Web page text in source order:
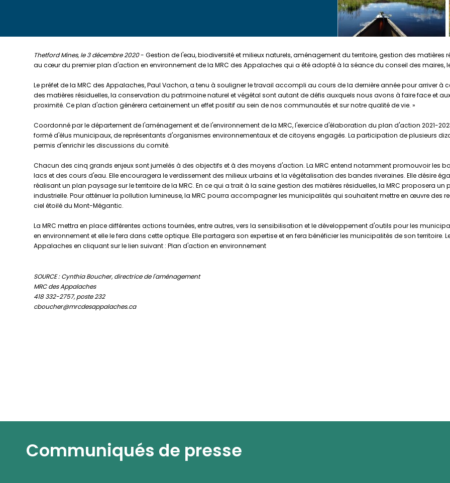
Thetford Mines, le 3 décembre 2020- Gestion de l'eau, biodiversité et milieux naturels, aménagement du territoire, gestion des
au cœur du premier plan d'action en environnement de la MRC des Appalaches qui a été adopté à la séance du conseil des maires,
Le préfet de la MRC des Appalaches, Paul Vachon, a tenu à souligner le travail accompli au cours de la dernière année pour arriver
des matières résiduelles, la conservation du patrimoine naturel et végétal sont autant de défis auxquels nous avons à faire face et
proximité. Ce plan d'action générera certainement un effet positif au sein de nos communautés et sur notre qualité de vie. »
Coordonné par le département de l'aménagement et de l'environnement de la MRC, l'exercice d'élaboration du plan d'action 2021-
formé d'élus municipaux, de représentants d'organismes environnementaux et de citoyens engagés. La participation de plusieurs
permis d'enrichir les discussions du comité.
Chacun des cinq grands enjeux sont jumelés à des objectifs et à des moyens d'action. La MRC entend notamment promouvoir les
lacs et des cours d'eau. Elle encouragera le verdissement des milieux urbains et la végétalisation des bandes riveraines. Elle désire
réalisant un plan paysage sur le territoire de la MRC. En ce qui a trait à la saine gestion des matières résiduelles, la MRC proposera
industrielle. Pour atténuer la pollution lumineuse, la MRC pourra accompagner les municipalités qui souhaitent mettre en œuvre
ciel étoilé du Mont-Mégantic.
La MRC mettra en place différentes actions tournées, entre autres, vers la sensibilisation et le développement d'outils pour les
en environnement et elle le fera dans cette optique. Elle partagera son expertise et en fera bénéficier les municipalités de son territoire.
Appalaches en cliquant sur le lien suivant : Plan d'action en environnement
SOURCE : Cynthia Boucher, directrice de l'aménagement
MRC des Appalaches
418 332-2757, poste 232
cboucher@mrcdesappalaches.ca
Communiqués de presse